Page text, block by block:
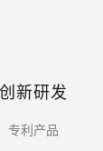
创新研发
专利产品